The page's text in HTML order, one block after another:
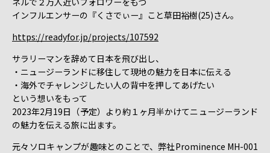
インフルエンサーの『くさでぃー』こと草田裕樹(25)さん。
https://readyfor.jp/projects/107592
サラリーマンを辞めて日本を飛び出し、
・ニュージーランドに移住して現地の魅力を日本に伝える
・海外でチャレンジしたい人の背中を押してあげたい
という想いをもって
2023年2月19日（予定）より約１ヶ月半かけてニュージーランド
の魅力を伝える旅に出ます。
元々ソロキャンプが趣味とのことで、弊社Prominence MH-001